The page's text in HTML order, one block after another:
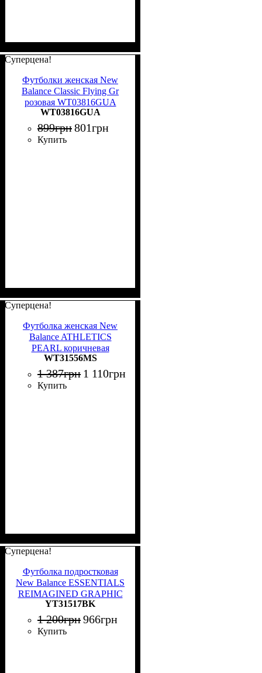
Суперцена!
Футболки женская New
Balance Classic Flying Gr
розовая WT03816GUA
WT03816GUA
899грн801грн
Купить
Суперцена!
Футболка женская New
Balance ATHLETICS
PEARL коричневая
WT31556MS
WT31556MS
1 387грн 1 110грн
Купить
Суперцена!
Футболка подростковая
New Balance ESSENTIALS
REIMAGINED GRAPHIC
черная YT31517BK
YT31517BK
1 200грн966грн
Купить